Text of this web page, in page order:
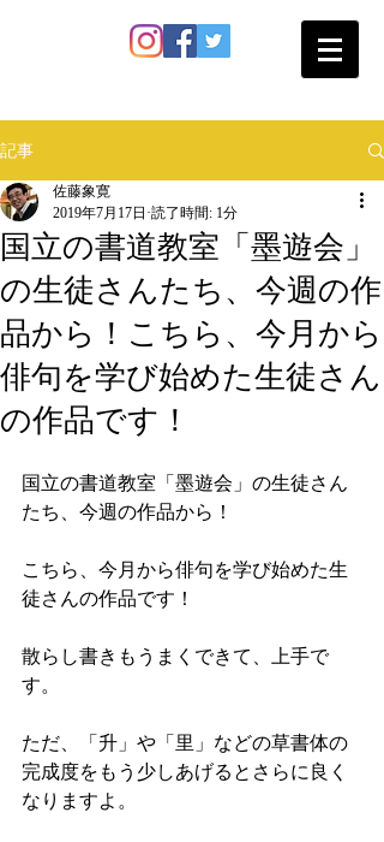
記事
国立の書道教室「墨遊会」
の生徒さんたち、今週の作
品から！こちら、今月から
俳句を学び始めた生徒さん
の作品です！
佐藤象寛
2019年7月17日 読了時間: 1分
国立の書道教室「墨遊会」の生徒さん
たち、今週の作品から！
こちら、今月から俳句を学び始めた生
徒さんの作品です！
散らし書きもうまくできて、上手で
す。
ただ、「升」や「里」などの草書体の
完成度をもう少しあげるとさらに良く
なりますよ。